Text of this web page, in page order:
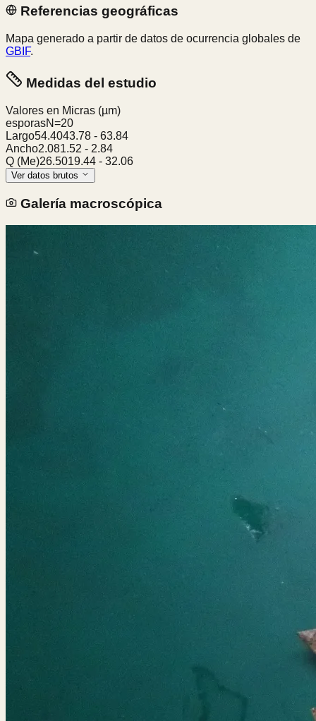
Referencias geográficas
Mapa generado a partir de datos de ocurrencia globales de
GBIF.
Medidas del estudio
Valores en Micras (µm)
esporasN=20
Largo54.4043.78 - 63.84
Ancho2.081.52 - 2.84
Q (Me)26.5019.44 - 32.06
Ver datos brutos
Galería macroscópica